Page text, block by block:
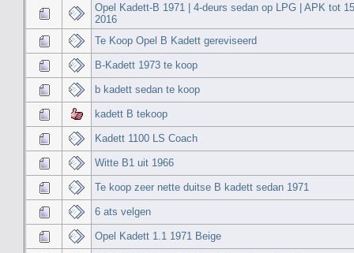
Opel Kadett-B 1971 | 4-deurs sedan op LPG | APK tot
2016
Te Koop Opel B Kadett gereviseerd
B-Kadett 1973 te koop
b kadett sedan te koop
kadett B tekoop
Kadett 1100 LS Coach
Witte B1 uit 1966
Te koop zeer nette duitse B kadett sedan 1971
6 ats velgen
Opel Kadett 1.1 1971 Beige